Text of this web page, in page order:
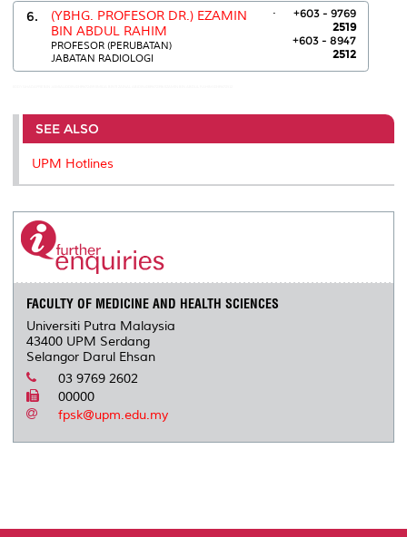
6.
(YBHG. PROFESOR DR.) EZAMIN
BIN ABDUL RAHIM
PROFESOR (PERUBATAN)
JABATAN RADIOLOGI
.
+603 - 9769
2519
+603 - 8947
2512
SEE ALSO
UPM Hotlines
FACULTY OF MEDICINE AND HEALTH SCIENCES
Universiti Putra Malaysia
43400 UPM Serdang
Selangor Darul Ehsan
03 9769 2602
00000
fpsk@upm.edu.my